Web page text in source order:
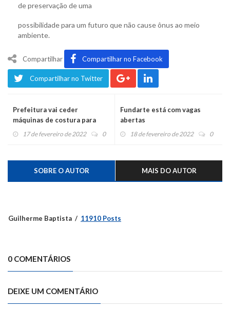
de preservação de uma
possibilidade para um futuro que não cause ônus ao meio
ambiente.
Compartilhar Compartilhar no Facebook
Compartilhar no Twitter
Prefeitura vai ceder
máquinas de costura para
entidade
17 de fevereiro de 2022 0
Fundarte está com vagas
abertas
18 de fevereiro de 2022 0
SOBRE O AUTOR MAIS DO AUTOR
Guilherme Baptista 11910 Posts
0 COMENTÁRIOS
DEIXE UM COMENTÁRIO